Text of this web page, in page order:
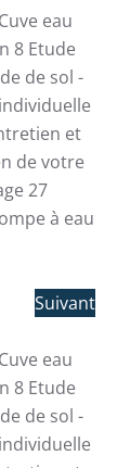
Cuve eau
8 Etude
de sol -
et
de votre
27
à eau
Suivant
Cuve eau
8 Etude
de sol -